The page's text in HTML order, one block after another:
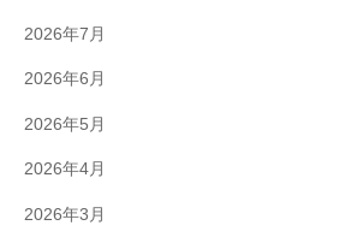
2026年7月
2026年6月
2026年5月
2026年4月
2026年3月